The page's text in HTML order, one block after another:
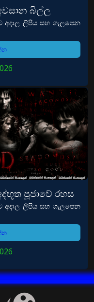
බිල්ල
ලිපිය සහ ගැලපෙන
පූජාවේ රහස
ලිපිය සහ ගැලපෙන